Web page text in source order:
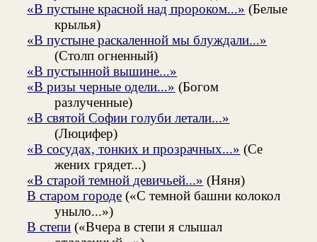
«В пустыне красной над пророком...» (Белые
крылья)
«В пустыне раскаленной мы блуждали...»
(Столп огненный)
«В пустынной вышине...»
«В ризы черные одели...» (Богом
разлученные)
«В святой Софии голуби летали...»
(Люцифер)
«В сосудах, тонких и прозрачных...» (Се
жених грядет...)
«В старой темной девичьей...» (Няня)
В старом городе («С темной башни колокол
уныло...»)
В степи («Вчера в степи я слышал